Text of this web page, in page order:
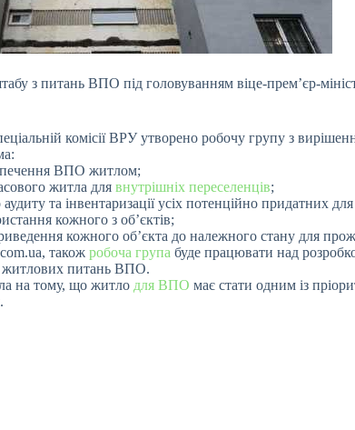
з питань ВПО пiд головуванням вiце-прем’єр-
комiсiї ВРУ утворено робочу групу з
ВПО житлом;
житла для внутрiшнiх переселенцiв;
аудиту та iнвентаризацiї усiх потенцiйно придатних
кожного з об’єктiв;
кожного об’єкта до належного стану для
також робоча група буде працювати над
житлових питань ВПО.
на тому, що житло для ВПО має стати одним iз